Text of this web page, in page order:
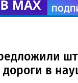
дороги в